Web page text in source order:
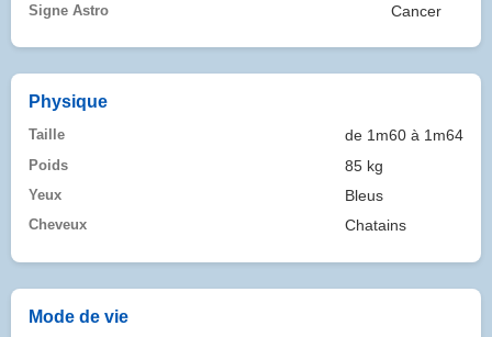
Signe Astro Cancer
Physique
Taille de 1m60 à 1m64
Poids 85 kg
Yeux Bleus
Cheveux Chatains
Mode de vie